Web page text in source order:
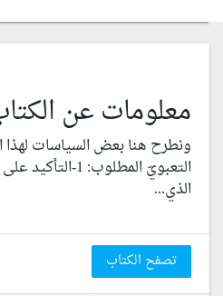
معلومات عن
ونطرح هنا بعض السياسات لهذا
التعبويّ المطلوب:
الذي...
تصفح الكتاب